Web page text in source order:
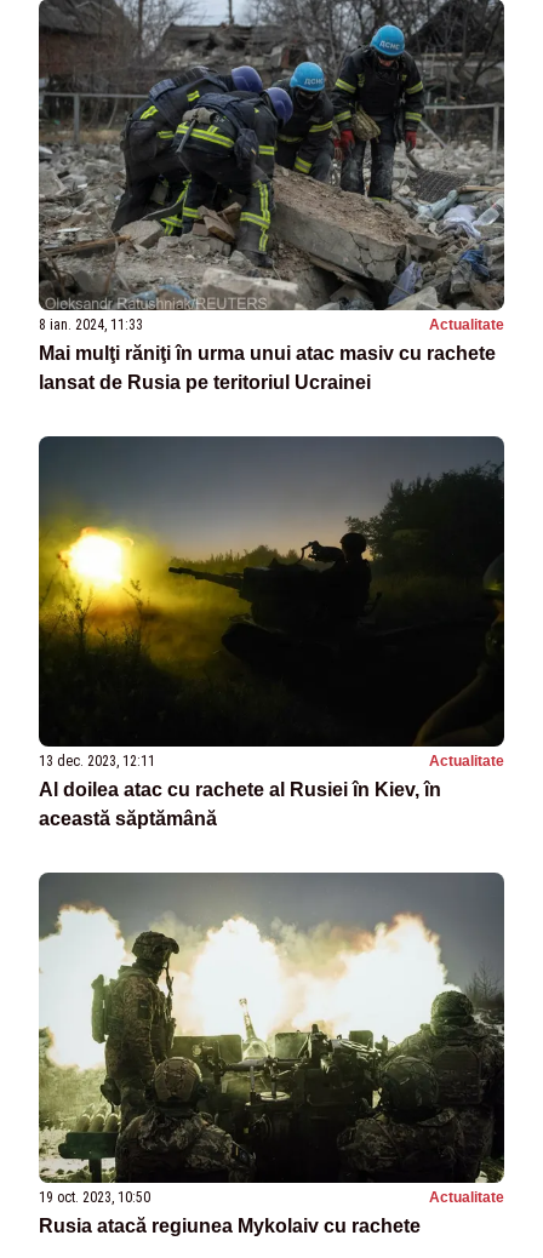
8 ian. 2024, 11:33 Actualitate
Mai mulţi răniţi în urma unui atac masiv cu rachete
lansat de Rusia pe teritoriul Ucrainei
13 dec. 2023, 12:11 Actualitate
Al doilea atac cu rachete al Rusiei în Kiev, în
această săptămână
19 oct. 2023, 10:50 Actualitate
Rusia atacă regiunea Mykolaiv cu rachete